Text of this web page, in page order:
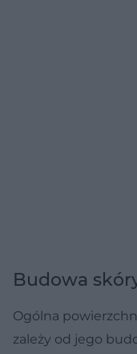
Budowa
Ogólna
zależy od jego